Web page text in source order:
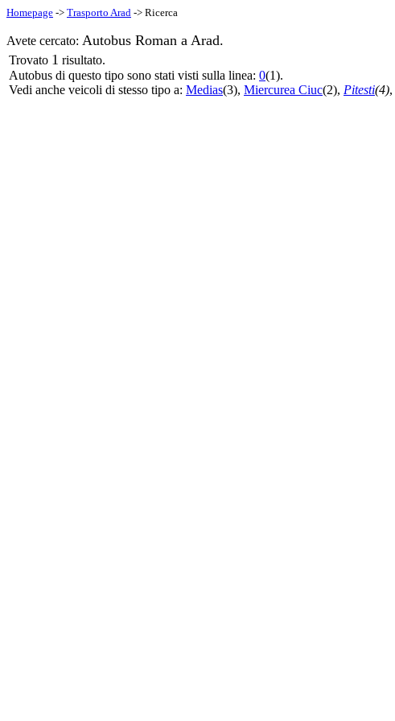
Homepage -> Trasporto Arad -> Ricerca
Avete cercato: Autobus Roman a Arad.
Trovato 1 risultato.
Autobus di questo tipo sono stati visti sulla linea: 0(1).
Vedi anche veicoli di stesso tipo a: Medias(3), Miercurea Ciuc(2), Pitesti(4),